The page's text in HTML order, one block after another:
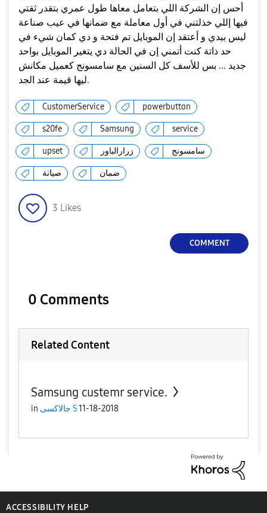
أحس إن الشركة اللي بتعامل معاها طول عمري بتقدر ثقتي
فيها إللي خذلتني في أول معاملة مع ضمانها في عيب صناعة
ليس بيدي و أعتقد إن الموبايل تم فتحة و دي كمان شيء في
حد ذاتة كنت أتمني إن في الحالة دي يتغير الموبايل بواحد
جديد ... بس للأسف كل السنين مع سامسونج كعميل مكانش
ليها قيمة عند الجد.
CustomerService powerbutton
s20fe Samsung service
upset زرارالباور سامسونج
صيانة ضمان
3 Likes
COMMENT
0 Comments
Related Content
Samsung custemr service.
in جالاكسى S11-18-2018
ACCESSIBILITY HELP